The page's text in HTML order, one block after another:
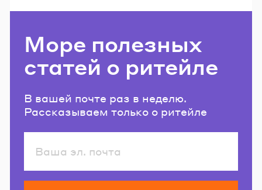
Море полезных
статей о ритейле
В вашей почте раз в неделю.
Рассказываем только о ритейле